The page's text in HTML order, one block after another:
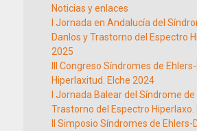
Noticias y enlaces
I Jornada en Andalucía del
Danlos y Trastorno del Espectro
2025
III Congreso Síndromes de
Hiperlaxitud. Elche 2024
I Jornada Balear del Síndrome
Trastorno del Espectro
II Simposio Síndromes de Ehlers-